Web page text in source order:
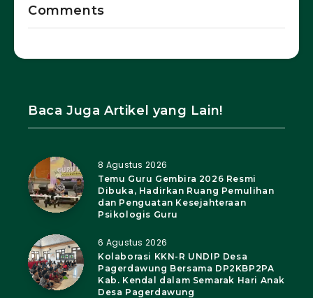
Comments
Baca Juga Artikel yang Lain!
8 Agustus 2026
Temu Guru Gembira 2026 Resmi
Dibuka, Hadirkan Ruang Pemulihan
dan Penguatan Kesejahteraan
Psikologis Guru
6 Agustus 2026
Kolaborasi KKN-R UNDIP Desa
Pagerdawung Bersama DP2KBP2PA
Kab. Kendal dalam Semarak Hari Anak
Desa Pagerdawung